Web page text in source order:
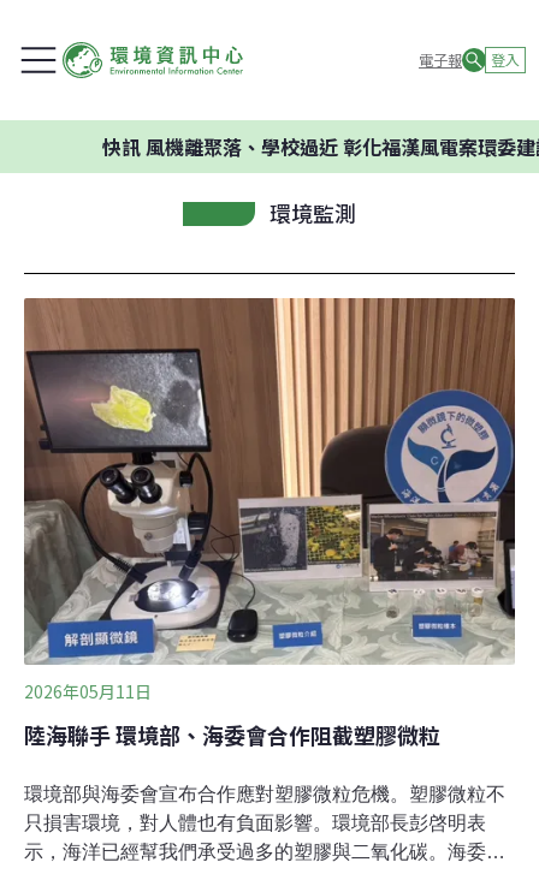
電子報 登入
風機離聚落、學校過近 彰化福漢風電案環委建議不應開
環境監測
2026年05月11日
陸海聯手 環境部、海委會合作阻截塑膠微粒
環境部與海委會宣布合作應對塑膠微粒危機。塑膠微粒不
只損害環境，對人體也有負面影響。環境部長彭啓明表
示，海洋已經幫我們承受過多的塑膠與二氧化碳。海委會